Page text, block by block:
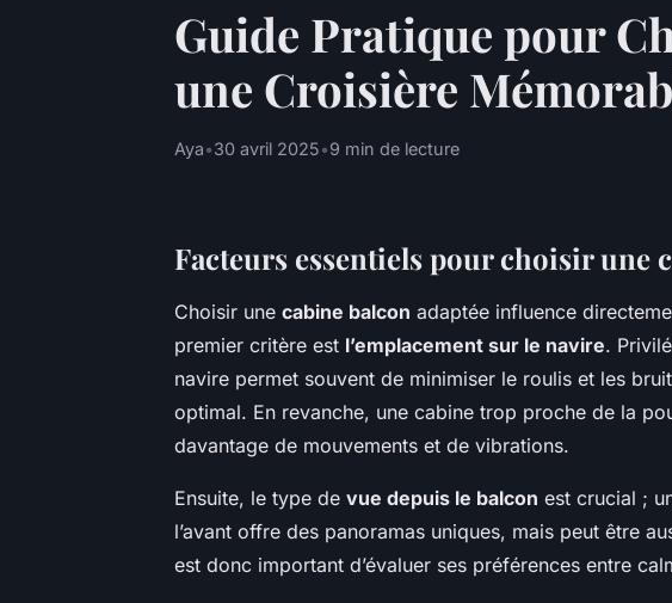
Guide Pratique pour
une Croisière
Aya•30 avril 2025•9 min de lecture
Facteurs essentiels pour choisir une
Choisir une cabine balcon adaptée influence
premier critère est l’emplacement sur le navire.
navire permet souvent de minimiser le roulis et les
optimal. En revanche, une cabine trop proche de la
davantage de mouvements et de vibrations.
Ensuite, le type de vue depuis le balcon est crucial ;
l’avant offre des panoramas uniques, mais peut être
est donc important d’évaluer ses préférences entre